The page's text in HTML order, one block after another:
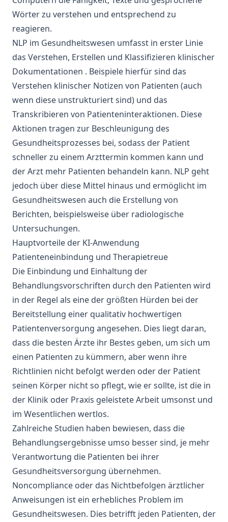
Wörter zu verstehen und entsprechend zu
reagieren.
NLP im Gesundheitswesen umfasst in erster Linie
das Verstehen, Erstellen und Klassifizieren klinischer
Dokumentationen . Beispiele hierfürsind das
Verstehen klinischer Notizen von Patienten (auch
wenn diese unstrukturiert sind) und das
Transkribieren von Patienteninteraktionen. Diese
Aktionen tragen zur Beschleunigung des
Gesundheitsprozesses bei, sodass der Patient
schneller zu einem Arzttermin kommen kann und
der Arzt mehr Patienten behandeln kann. NLP geht
jedoch über diese Mittel hinaus und ermöglicht im
Gesundheitswesen auch die Erstellung von
Berichten, beispielsweise über radiologische
Untersuchungen.
Hauptvorteile der KI-Anwendung
Patienteneinbindung und Therapietreue
Die Einbindung und Einhaltung der
Behandlungsvorschriften durch den Patienten wird
in der Regel als eine der größten Hürden bei der
Bereitstellung einer qualitativ hochwertigen
Patientenversorgung angesehen. Dies liegt daran,
dass die besten Ärzte ihr Bestes geben, um sich um
einen Patienten zu kümmern, aber wenn ihre
Richtlinien nicht befolgt werden oder der Patient
seinen Körper nicht so pflegt, wie er sollte, ist die in
der Klinik oder Praxis geleistete Arbeit umsonst und
im Wesentlichen wertlos.
ZahlreicheStudien haben bewiesen, dass die
Behandlungsergebnisse umso besser sind, je mehr
Verantwortung die Patienten bei ihrer
Gesundheitsversorgung übernehmen.
Noncompliance oder das Nichtbefolgen ärztlicher
Anweisungen ist ein erhebliches Problem im
Gesundheitswesen. Dies betrifft jeden Patienten, der